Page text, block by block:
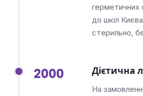
герметичних
до шкіл
стерильно,
2000 Дієтична
На